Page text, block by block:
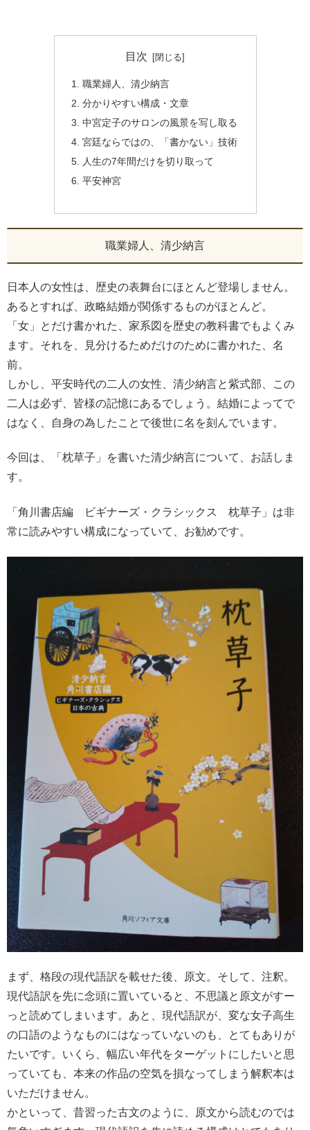
目次
職業婦人、清少納言
分かりやすい構成・文章
中宮定子のサロンの風景を写し取る
宮廷ならではの、「書かない」技術
人生の7年間だけを切り取って
平安神宮
職業婦人、清少納言
日本人の女性は、歴史の表舞台にほとんど登場しません。
あるとすれば、政略結婚が関係するものがほとんど。
「女」とだけ書かれた、家系図を歴史の教科書でもよくみ
ます。それを、見分けるためだけのために書かれた、名
前。
しかし、平安時代の二人の女性、清少納言と紫式部、この
二人は必ず、皆様の記憶にあるでしょう。結婚によってで
はなく、自身の為したことで後世に名を刻んでいます。
今回は、「枕草子」を書いた清少納言について、お話しま
す。
「角川書店編 ビギナーズ・クラシックス 枕草子」は非
常に読みやすい構成になっていて、お勧めです。
まず、格段の現代語訳を載せた後、原文。そして、注釈。
現代語訳を先に念頭に置いていると、不思議と原文がすー
っと読めてしまいます。あと、現代語訳が、変な女子高生
の口語のようなものにはなっていないのも、とてもありが
たいです。いくら、幅広い年代をターゲットにしたいと思
っていても、本来の作品の空気を損なってしまう解釈本は
いただけません。
かといって、昔習った古文のように、原文から読むのでは